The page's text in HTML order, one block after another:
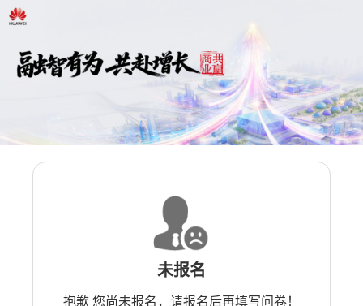
未报名
抱歉 您尚未报名，请报名后再填写问卷！